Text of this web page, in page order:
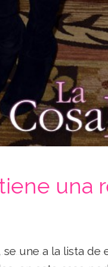
una
se une a la lista